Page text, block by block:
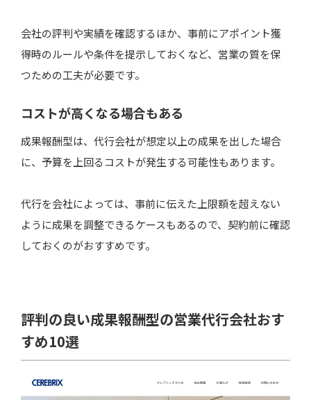
会社の評判や実績を確認するほか、事前にアポイント獲
得時のルールや条件を提示しておくなど、営業の質を保
つための工夫が必要です。
コストが高くなる場合もある
成果報酬型は、代行会社が想定以上の成果を出した場合
に、予算を上回るコストが発生する可能性もあります。
代行を会社によっては、事前に伝えた上限額を超えない
ように成果を調整できるケースもあるので、契約前に確認
しておくのがおすすめです。
評判の良い成果報酬型の営業代行会社おす
すめ10選